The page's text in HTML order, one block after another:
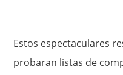
Estos espectaculares
probaran listas de